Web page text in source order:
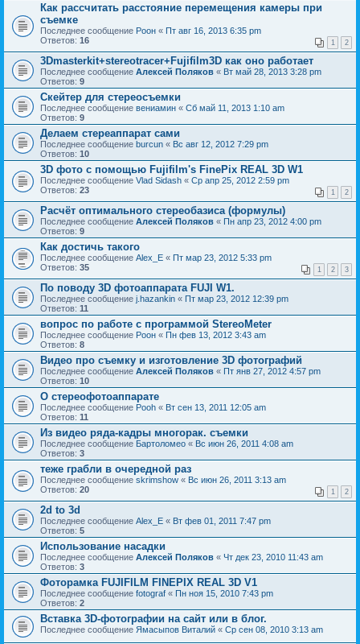
Как рассчитать расстояние перемещения камеры при
съемке
Последнее сообщение Pоон « Пт авг 16, 2013 6:35 pm
Ответов: 16 1 2
3Dmasterkit+stereotracer+Fujifilm3D как оно работает
Последнее сообщение Алексей Поляков « Вт май 28, 2013 3:28 pm
Ответов: 9
Скейтер для стереосъемки
Последнее сообщение вениамин « Сб май 11, 2013 1:10 am
Ответов: 9
Делаем стереаппарат сами
Последнее сообщение burcun « Вс авг 12, 2012 7:29 pm
Ответов: 10
3D фото с помощью Fujifilm's FinePix REAL 3D W1
Последнее сообщение Vlad Sidash « Ср апр 25, 2012 2:59 pm
Ответов: 23 1 2
Расчёт оптимального стереобазиса (формулы)
Последнее сообщение Алексей Поляков « Пн апр 23, 2012 4:00 pm
Ответов: 9
Как достичь такого
Последнее сообщение Alex_E « Пт мар 23, 2012 5:33 pm
Ответов: 35 1 2 3
По поводу 3D фотоаппарата FUJI W1.
Последнее сообщение j.hazankin « Пт мар 23, 2012 12:39 pm
Ответов: 11
вопрос по работе с программой StereoMeter
Последнее сообщение Pоон « Пн фев 13, 2012 3:43 am
Ответов: 8
Видео про съемку и изготовление 3D фотографий
Последнее сообщение Алексей Поляков « Пт янв 27, 2012 4:57 pm
Ответов: 10
О стереофотоаппарате
Последнее сообщение Pooh « Вт сен 13, 2011 12:05 am
Ответов: 11
Из видео ряда-кадры многорак. съемки
Последнее сообщение Бартоломео « Вс июн 26, 2011 4:08 am
Ответов: 3
теже грабли в очередной раз
Последнее сообщение skrimshow « Вс июн 26, 2011 3:13 am
Ответов: 20 1 2
2d to 3d
Последнее сообщение Alex_E « Вт фев 01, 2011 7:47 pm
Ответов: 5
Использование насадки
Последнее сообщение Алексей Поляков « Чт дек 23, 2010 11:43 am
Ответов: 3
Фоторамка FUJIFILM FINEPIX REAL 3D V1
Последнее сообщение fotograf « Пн ноя 15, 2010 7:43 pm
Ответов: 2
Вставка 3D-фотографии на сайт или в блог.
Последнее сообщение Ямасыпов Виталий « Ср сен 08, 2010 3:13 am